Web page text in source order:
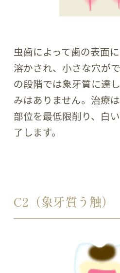
虫歯によって歯の表面
溶かされ、小さな穴が
の段階では象牙質に達
みはありません。治療
部位を最低限削り、白
了します。
C2（象牙質う触）